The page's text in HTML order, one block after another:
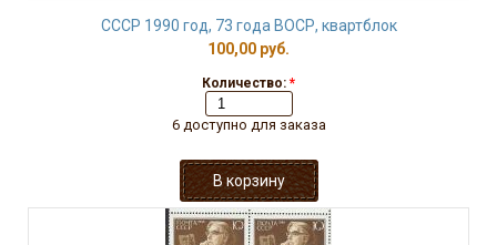
СССР 1990 год, 73 года ВОСР, квартблок
100,00 руб.
Количество: *
6 доступно для заказа